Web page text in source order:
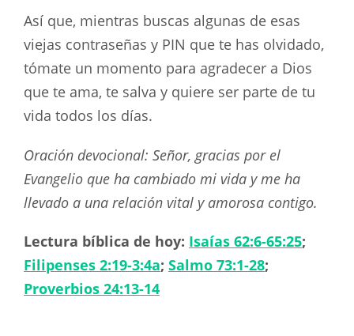
Así que, mientras buscas algunas de esas
viejas contraseñas y PIN que te has olvidado,
tómate un momento para agradecer a Dios
que te ama, te salva y quiere ser parte de tu
vida todos los días.
Oración devocional: Señor, gracias por el
Evangelio que ha cambiado mi vida y me ha
llevado a una relación vital y amorosa contigo.
Lectura bíblica de hoy: Isaías 62:6-65:25;
Filipenses 2:19-3:4a; Salmo 73:1-28;
Proverbios 24:13-14